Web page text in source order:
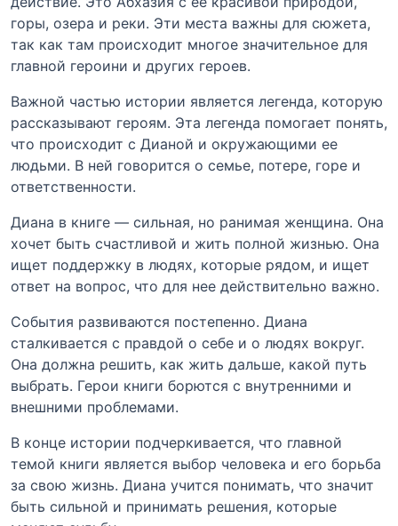
горы, озера и реки. Эти места важны для сюжета,
так как там происходит многое значительное для
главной героини и других героев.
Важной частью истории является легенда, которую
рассказывают героям. Эта легенда помогает понять,
что происходит с Дианой и окружающими ее
людьми. В ней говорится о семье, потере, горе и
ответственности.
Диана в книге — сильная, но ранимая женщина. Она
хочет быть счастливой и жить полной жизнью. Она
ищет поддержку в людях, которые рядом, и ищет
ответ на вопрос, что для нее действительно важно.
События развиваются постепенно. Диана
сталкивается с правдой о себе и о людях вокруг.
Она должна решить, как жить дальше, какой путь
выбрать. Герои книги борются с внутренними и
внешними проблемами.
В конце истории подчеркивается, что главной
темой книги является выбор человека и его борьба
за свою жизнь. Диана учится понимать, что значит
быть сильной и принимать решения, которые